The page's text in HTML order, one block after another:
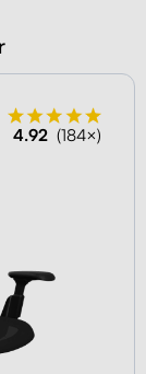
4.92 (184×)